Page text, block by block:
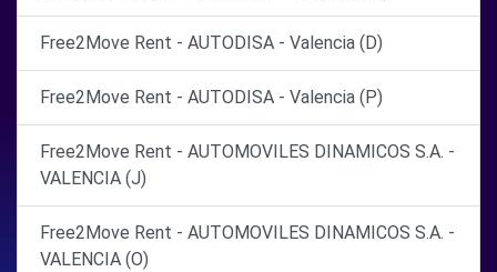
Free2Move Rent - AUTODISA - Valencia (D)
Free2Move Rent - AUTODISA - Valencia (P)
Free2Move Rent - AUTOMOVILES DINAMICOS S.A. -
VALENCIA (J)
Free2Move Rent - AUTOMOVILES DINAMICOS S.A. -
VALENCIA (O)